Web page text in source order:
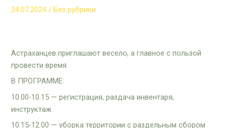
24.07.2024/Без рубрики
Астраханцев приглашают весело, а главное с пользой
провести время.
В ПРОГРАММЕ:
10.00-10.15 — регистрация, раздача инвентаря,
инструктаж
10.15-12.00 — уборка территории с раздельным сбором